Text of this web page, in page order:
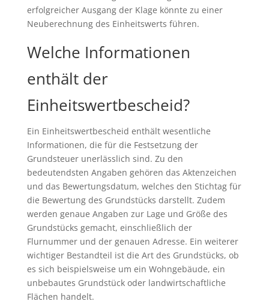
erfolgreicher Ausgang der Klage könnte zu einer
Neuberechnung des Einheitswerts führen.
Welche Informationen
enthält der
Einheitswertbescheid?
Ein Einheitswertbescheid enthält wesentliche
Informationen, die für die Festsetzung der
Grundsteuer unerlässlich sind. Zu den
bedeutendsten Angaben gehören das Aktenzeichen
und das Bewertungsdatum, welches den Stichtag für
die Bewertung des Grundstücks darstellt. Zudem
werden genaue Angaben zur Lage und Größe des
Grundstücks gemacht, einschließlich der
Flurnummer und der genauen Adresse. Ein weiterer
wichtiger Bestandteil ist die Art des Grundstücks, ob
es sich beispielsweise um ein Wohngebäude, ein
unbebautes Grundstück oder landwirtschaftliche
Flächen handelt.